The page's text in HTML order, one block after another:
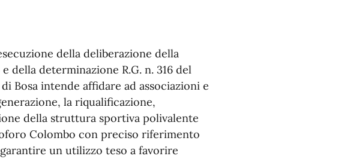
della deliberazione della
della determinazione R.G. n. 316 del
Bosa intende affidare ad associazioni e
la riqualificazione,
della struttura sportiva polivalente
Colombo con preciso riferimento
un utilizzo teso a favorire